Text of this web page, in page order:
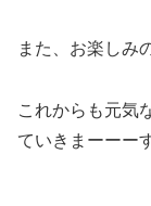
また、お楽しみ
これからも元気
ていきまーーー